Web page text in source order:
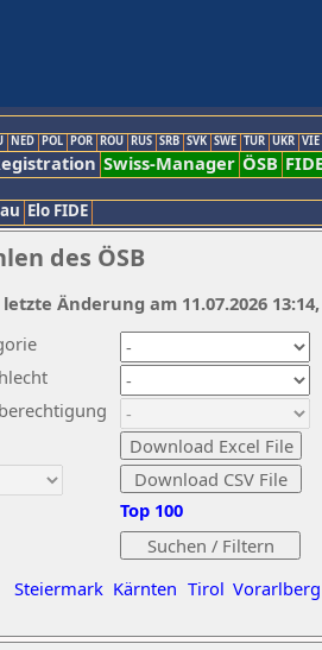
NED POL POR ROU RUS SRB SVK SWE TUR UKR VIE
Swiss-Manager ÖSB
Elo FIDE
des ÖSB
Steiermark Kärnten Tirol Vorarlberg
Top 100
letzte Änderung am 11.07.2026